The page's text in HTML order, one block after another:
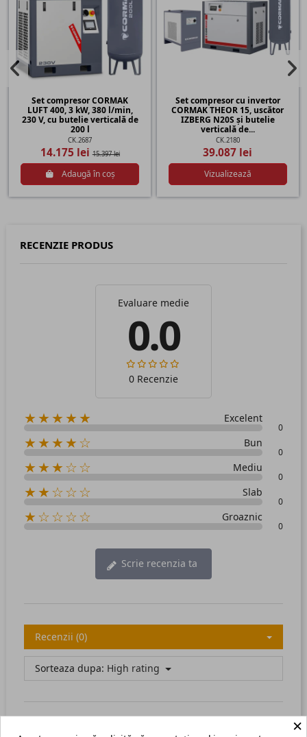
Set compresor CORMAK
LUFT 400, 3 kW, 380 l/min,
230 V, cu butelie verticală de
200 l
CK.2687
14.175 lei15.397 lei
Adaugă în coș
Set compresor cu invertor
CORMAK THEOR 15, uscător
IZBERG N20S și butelie
verticală de...
CK.2180
39.087 lei
Vizualizează
RECENZIE PRODUS
Evaluare medie
0.0
0 Recenzie
★★★★★ Excelent
0
★★★★☆ Bun
0
★★★☆☆ Mediu
0
★★☆☆☆ Slab
0
★☆☆☆☆ Groaznic
0
Scrie recenzia ta
Recenzii (0)
Sorteaza dupa: High rating
×